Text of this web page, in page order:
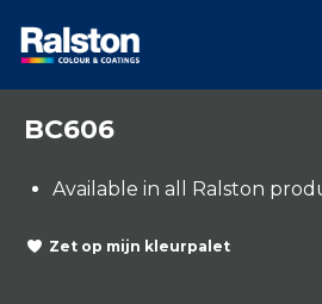
BC606
Available in all Ralston
Zet op mijn kleurpalet